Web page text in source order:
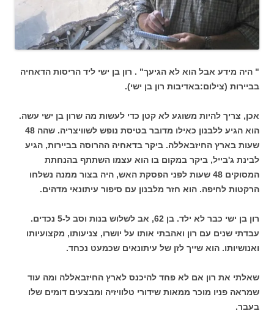
" היה מידע אבל הוא לא הגיעך" . רון בן ישי ליד הריסות הדאחיה
בביירות (צילום:באדיבות רון בן ישי).
אכן, צריך להיות משוגע לא קטן כדי לעשות מה שרון בן ישי עשה.
הוא הגיע ללבנון כאילו מדובר בטיסת נופש לשוויצריה. שהה 48
שעות בארץ החיזבאללה. ביקר בדאחיה ההרוסה בביירות, הגיע
לבינת ג'בייל, ביקר במקום בו הוא עצמו השתתף בהנחתת
המסוקים 48 שעות לפני הפסקת האש, היה בצור ממנה נשלחו
הרקטות לחיפה. הוא חזר מלבנון עם סיפור עיתונאי מדהים.
רון בן ישי כבר לא ילד. בן 62, אב לשלוש בנות וסב ל-5 נכדים.
עבדתי שנים עם רון ואהבתי אותו על יושרו, צניעותו, מקצועיותו
ואנושיותו. הוא שייך לזן של עיתונאים שכמעט נכחד.
שאלתי את רון אם לא פחד להיכנס לארץ החיזבאללה ומה עוד
שמראה פניו מוכר ממאות שידורי טלוויזיה ומבצעים דומים שלו
בעבר.